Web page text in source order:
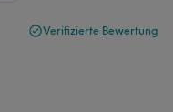
Verifizierte Bewertung